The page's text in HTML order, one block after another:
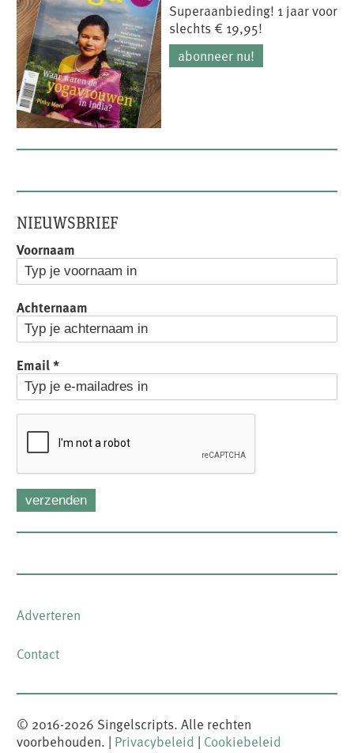
Superaanbieding! 1 jaar voor
slechts € 19,95!
abonneer nu!
NIEUWSBRIEF
Voornaam
Achternaam
Email*
verzenden
FOOTER-
MENU
Adverteren
Contact
© 2016-2026 Singelscripts. Alle rechten
voorbehouden. | Privacybeleid | Cookiebeleid